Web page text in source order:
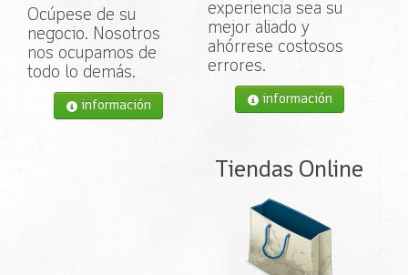
Ocúpese de su
negocio. Nosotros
nos ocupamos de
todo lo demás.
información
experiencia sea su
mejor aliado y
ahórrese costosos
errores.
información
Tiendas Online